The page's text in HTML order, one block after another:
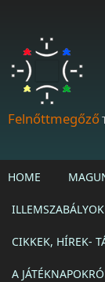
Felnőttmegőző
HOME
CIKKEK, HÍREK-
A